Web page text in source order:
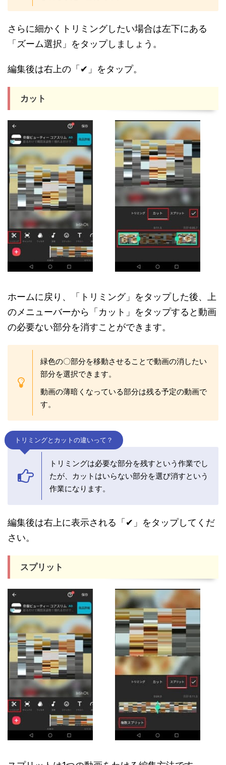
さらに細かくトリミングしたい場合は左下にある
「ズーム選択」をタップしましょう。
編集後は右上の「✔」をタップ。
カット
ホームに戻り、「トリミング」をタップした後、上
のメニューバーから「カット」をタップすると動画
の必要ない部分を消すことができます。
緑色の〇部分を移動させることで動画の消したい
部分を選択できます。
動画の薄暗くなっている部分は残る予定の動画で
す。
トリミングとカットの違いって？
トリミングは必要な部分を残すという作業でし
たが、カットはいらない部分を選び消すという
作業になります。
編集後は右上に表示される「✔」をタップしてくだ
さい。
スプリット